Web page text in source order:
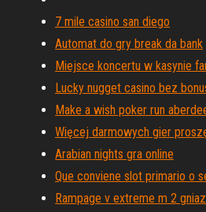
7 mile casino san diego
Automat do gry break da bank
Miejsce koncertu w kasynie
Lucky nugget casino bez
Make a wish poker run
Więcej darmowych gier
Arabian nights gra online
Que conviene slot primario o
Rampage v extreme m 2